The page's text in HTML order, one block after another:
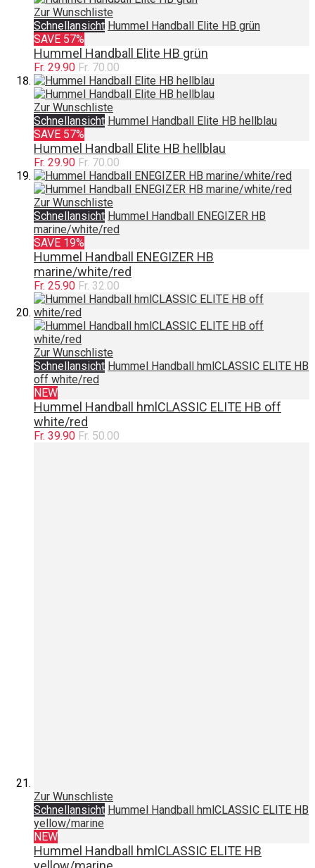
Zur Wunschliste
Schnellansicht Hummel Handball Elite HB grün
SAVE 57%
Hummel Handball Elite HB grün
Fr. 29.90 Fr. 70.00
Zur Wunschliste
Schnellansicht Hummel Handball Elite HB hellblau
SAVE 57%
Hummel Handball Elite HB hellblau
Fr. 29.90 Fr. 70.00
Zur Wunschliste
Schnellansicht Hummel Handball ENEGIZER HB
marine/white/red
SAVE 19%
Hummel Handball ENEGIZER HB
marine/white/red
Fr. 25.90 Fr. 32.00
Zur Wunschliste
Schnellansicht Hummel Handball hmlCLASSIC ELITE HB
off white/red
NEW
Hummel Handball hmlCLASSIC ELITE HB off
white/red
Fr. 39.90 Fr. 50.00
Zur Wunschliste
Schnellansicht Hummel Handball hmlCLASSIC ELITE HB
yellow/marine
NEW
Hummel Handball hmlCLASSIC ELITE HB